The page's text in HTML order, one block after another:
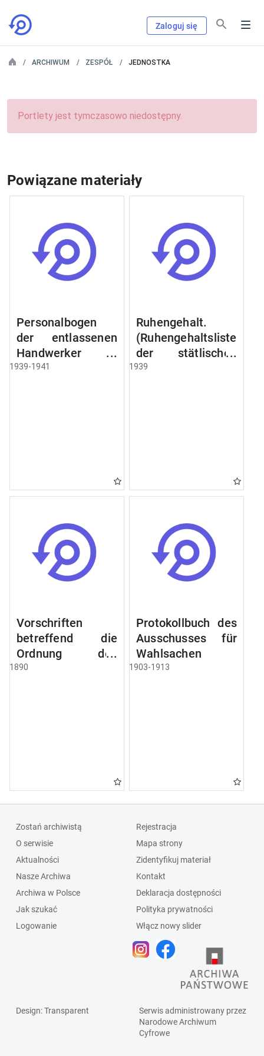
Zaloguj się
ARCHIWUM ZESPÓŁ JEDNOSTKA
Portlety jest tymczasowo niedostępny.
Powiązane materiały
Personalbogen
der entlassenen
Handwerker u.
Arbeiter des
1939-1941
Ruhengehalt.
(Ruhengehaltsliste
der stätlischen
Beamten u.
Raczyński! Schen
Bibliothek).
1939
Vorschriften
betreffend die
Ordnung des
Geschäftsganges
1890
Protokollbuch des
Ausschusses für
Wahlsachen
1903-1913
Zostań archiwistą
O serwisie
Aktualności
Nasze Archiwa
Archiwa w Polsce
Jak szukać
Logowanie
Rejestracja
Mapa strony
Zidentyfikuj materiał
Kontakt
Deklaracja dostępności
Polityka prywatności
Włącz nowy slider
Design: Transparent
Serwis administrowany przez
Narodowe Archiwum
Cyfrowe